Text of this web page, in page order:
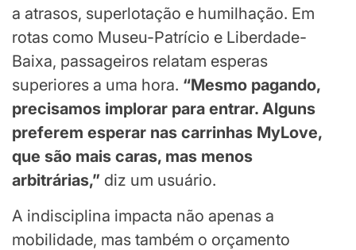
a atrasos, superlotação e humilhação. Em
rotas como Museu-Patrício e Liberdade-
Baixa, passageiros relatam esperas
superiores a uma hora. “Mesmo pagando,
precisamos implorar para entrar. Alguns
preferem esperar nas carrinhas MyLove,
que são mais caras, mas menos
arbitrárias,” diz um usuário.
A indisciplina impacta não apenas a
mobilidade, mas também o orçamento